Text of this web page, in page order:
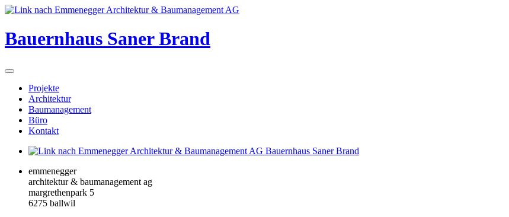
Bauernhaus Saner Brand
Projekte
Architektur
Baumanagement
Büro
Kontakt
Bauernhaus Saner Brand
emmenegger
architektur & baumanagement ag
margrethenpark 5
6275 ballwil